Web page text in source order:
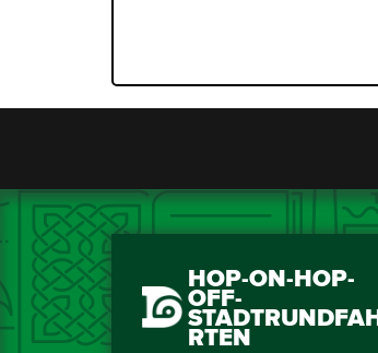
HOP-ON-HOP-
OFF-
STADTRUNDFAH
RTEN